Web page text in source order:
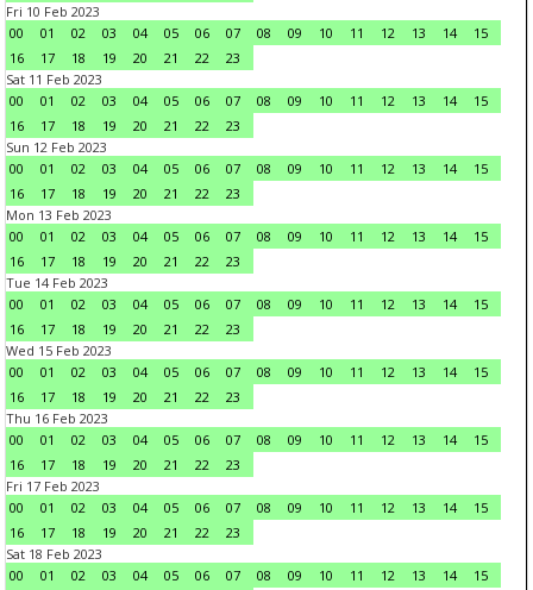
Fri 10 Feb 2023
00
01 02 03 04 05 06 07 08 09 10 11 12 13 14
15
16
17 18 19 20 21 22
23
Sat 11 Feb 2023
00
01 02 03 04 05 06 07 08 09 10 11 12 13 14
15
16
17 18 19 20 21 22
23
Sun 12 Feb 2023
00
01 02 03 04 05 06 07 08 09 10 11 12 13 14
15
16
17 18 19 20 21 22
23
Mon 13 Feb 2023
00
01 02 03 04 05 06 07 08 09 10 11 12 13 14
15
16
17 18 19 20 21 22
23
Tue 14 Feb 2023
00
01 02 03 04 05 06 07 08 09 10 11 12 13 14
15
16
17 18 19 20 21 22
23
Wed 15 Feb 2023
00
01 02 03 04 05 06 07 08 09 10 11 12 13 14
15
16
17 18 19 20 21 22
23
Thu 16 Feb 2023
00
01 02 03 04 05 06 07 08 09 10 11 12 13 14
15
16
17 18 19 20 21 22
23
Fri 17 Feb 2023
00
01 02 03 04 05 06 07 08 09 10 11 12 13 14
15
16
17 18 19 20 21 22
23
Sat 18 Feb 2023
00
01 02 03 04 05 06 07 08 09 10 11 12 13 14
15